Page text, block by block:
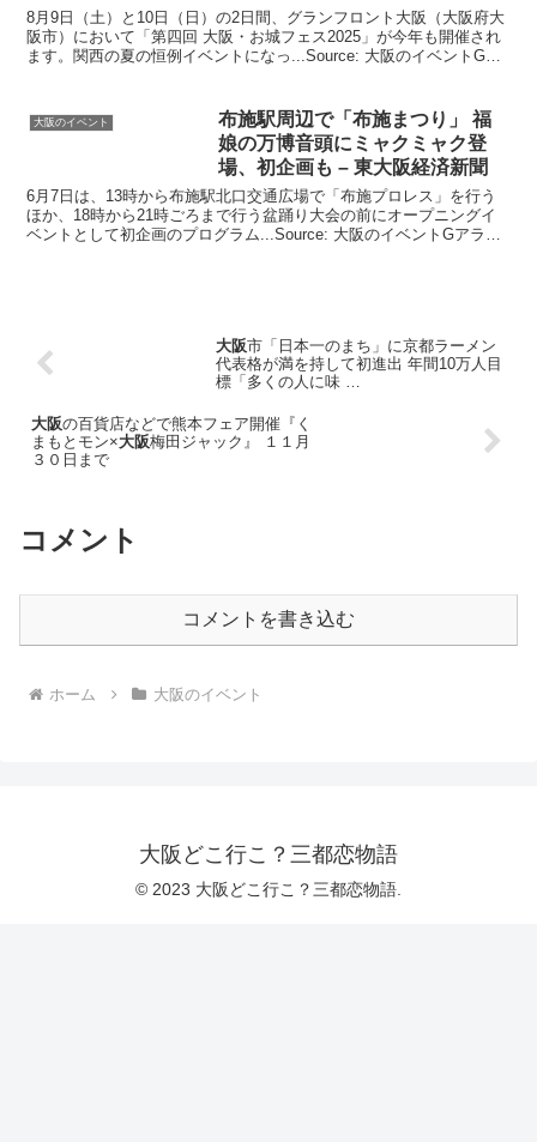
売
8月9日（土）と10日（日）の2日間、グランフロント大阪（大阪府大
阪市）において「第四回 大阪・お城フェス2025」が今年も開催され
ます。関西の夏の恒例イベントになっ...Source: 大阪のイベントGア
大阪のイベント
布施駅周辺で「布施まつり」 福
娘の万博音頭にミャクミャク登
場、初企画も – 東大阪経済新聞
6月7日は、13時から布施駅北口交通広場で「布施プロレス」を行う
ほか、18時から21時ごろまで行う盆踊り大会の前にオープニングイ
ベントとして初企画のプログラム...Source: 大阪のイベントGアラー
大阪市「日本一のまち」に京都ラーメン
代表格が満を持して初進出 年間10万人目
標「多くの人に味 …
大阪の百貨店などで熊本フェア開催『く
まもとモン×大阪梅田ジャック』 １１月
３０日まで
コメント
コメントを書き込む
ホーム 大阪のイベント
大阪どこ行こ？三都恋物語
© 2023 大阪どこ行こ？三都恋物語.